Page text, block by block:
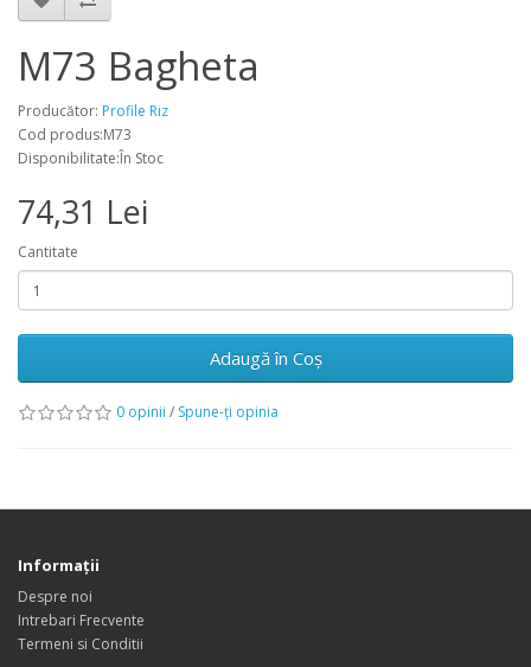
M73 Bagheta
Producător: Profile Riz
Cod produs:M73
Disponibilitate:În Stoc
74,31 Lei
Cantitate
Adaugă în Coş
0 opinii / Spune-ţi opinia
Informaţii
Despre noi
Intrebari Frecvente
Termeni si Conditii